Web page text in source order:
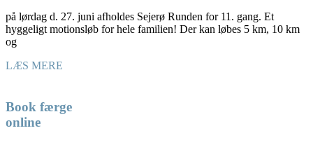
på lørdag d. 27. juni afholdes Sejerø Runden for 11. gang. Et
hyggeligt motionsløb for hele familien! Der kan løbes 5 km, 10 km
og
LÆS MERE
Book færge
online